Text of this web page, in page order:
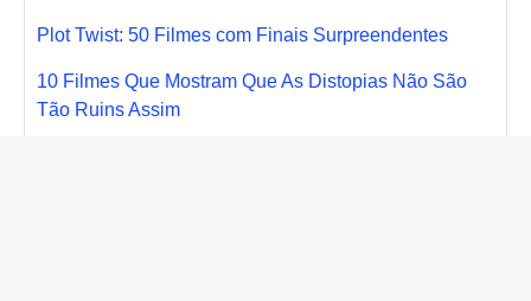
Plot Twist: 50 Filmes com Finais Surpreendentes
10 Filmes Que Mostram Que As Distopias Não São
Tão Ruins Assim